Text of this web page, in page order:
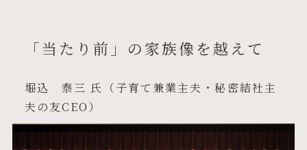
「当たり前」の家族像を越えて
堀込 泰三 氏（子育て兼業主夫・秘密結社主
夫の友CEO）